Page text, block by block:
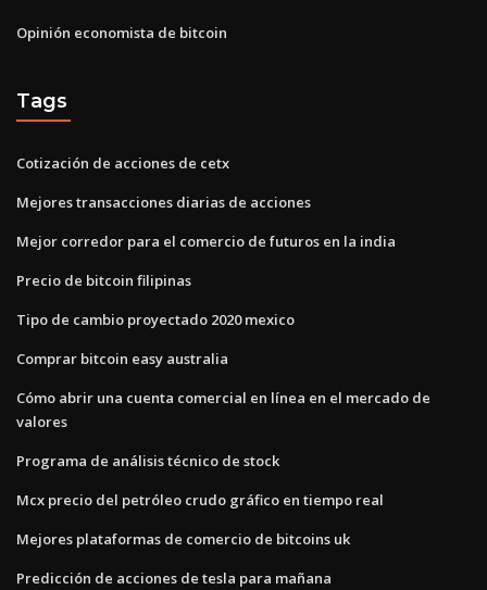
Opinión economista de bitcoin
Tags
Cotización de acciones de cetx
Mejores transacciones diarias de acciones
Mejor corredor para el comercio de futuros en la india
Precio de bitcoin filipinas
Tipo de cambio proyectado 2020 mexico
Comprar bitcoin easy australia
Cómo abrir una cuenta comercial en línea en el mercado de
valores
Programa de análisis técnico de stock
Mcx precio del petróleo crudo gráfico en tiempo real
Mejores plataformas de comercio de bitcoins uk
Predicción de acciones de tesla para mañana